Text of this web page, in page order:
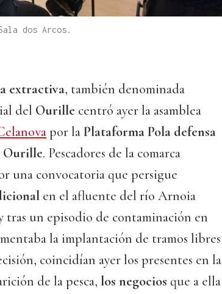
dos Arcos.
extractiva, también denominada
del Ourille centró ayer la asamblea
por laPlataforma Pola defensa
Ourille. Pescadores de la comarca
una convocatoria que persigue
en el afluente del río Arnoia
tras un episodio de contaminación en
la implantación de tramos libres
coincidían ayer los presentes en la
de la pesca, los negocios que a ella